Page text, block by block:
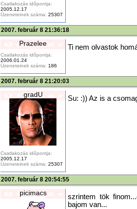
Csatlakozás időpontja:
2005.12.17
Üzeneteinek száma: 25307
2007. február 8 21:36:18
Prazelee
Csatlakozás időpontja:
2006.01.24
Üzeneteinek száma: 186
Ti nem olvastok
2007. február 8 21:20:03
gradU
Csatlakozás időpontja:
2005.12.17
Üzeneteinek száma: 25307
Su: :)) Az is a
2007. február 8 20:54:55
picimacs
szrintem tök
bajom van...